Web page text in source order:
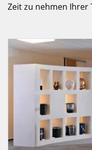
Zeit zu nehmen Ihrer